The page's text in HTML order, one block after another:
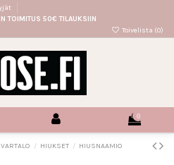
TOIMITUS 50€ TILAUKSIIN
Toivelista (0)
0
VARTALO HIUKSET HIUSNAAMIO